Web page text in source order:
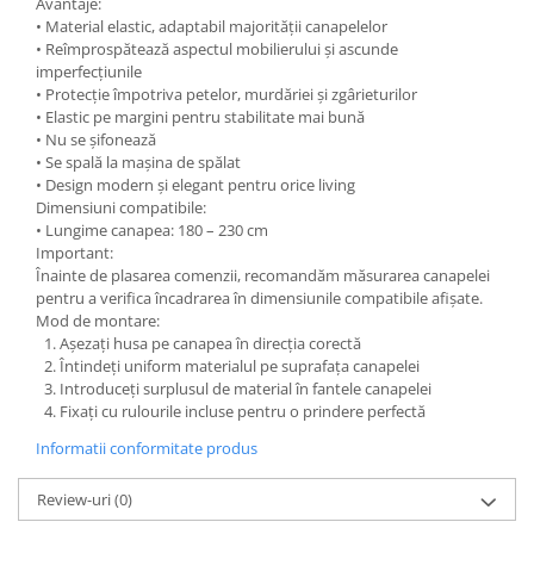
• Material elastic, adaptabil majorității canapelelor
• Reîmprospătează aspectul mobilierului și ascunde
imperfecțiunile
• Protecție împotriva petelor, murdăriei și zgârieturilor
• Elastic pe margini pentru stabilitate mai bună
• Nu se șifonează
• Se spală la mașina de spălat
• Design modern și elegant pentru orice living
Dimensiuni compatibile:
• Lungime canapea: 180 – 230 cm
Important:
Înainte de plasarea comenzii, recomandăm măsurarea canapelei
pentru a verifica încadrarea în dimensiunile compatibile afișate.
Mod de montare:
Așezați husa pe canapea în direcția corectă
Întindeți uniform materialul pe suprafața canapelei
Introduceți surplusul de material în fantele canapelei
Fixați cu rulourile incluse pentru o prindere perfectă
Informatii conformitate produs
Review-uri(0)